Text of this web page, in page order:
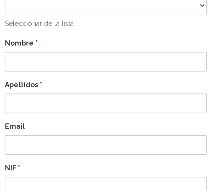
Seleccionar de la lista
Nombre *
Apellidos *
Email
NIF *